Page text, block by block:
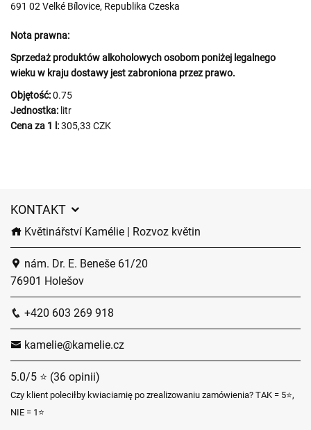
691 02 Velké Bílovice, Republika Czeska
Nota prawna:
Sprzedaż produktów alkoholowych osobom poniżej legalnego
wieku w kraju dostawy jest zabroniona przez prawo.
Objętość:0.75
Jednostka: litr
Cena za 1 l:305,33 CZK
KONTAKT
Květinářství Kamélie | Rozvoz květin
nám. Dr. E. Beneše 61/20
76901 Holešov
+420 603 269 918
kamelie@kamelie.cz
5.0/5 ⭐ (36 opinii)
Czy klient poleciłby kwiaciarnię po zrealizowaniu zamówienia? TAK = 5⭐,
NIE = 1⭐